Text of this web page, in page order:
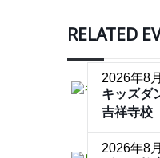
RELATED
2026年8
キッズダ
吉祥寺校
2026年8